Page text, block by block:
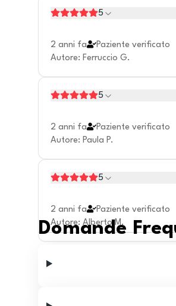
5
2 anni fa
Paziente verificato
Autore: Ferruccio G.
5
2 anni fa
Paziente verificato
Autore: Paula P.
5
2 anni fa
Paziente verificato
Autore: Alberto M.
Domande